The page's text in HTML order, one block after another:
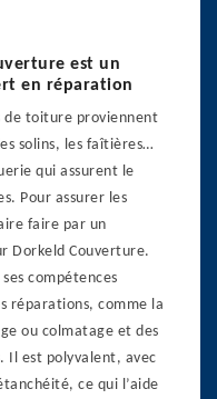
est un
en réparation
de toiture proviennent
solins, les faîtières…
qui assurent le
Pour assurer les
faire par un
Dorkeld Couverture.
compétences
réparations, comme la
ou colmatage et des
Il est polyvalent, avec
ce qui l’aide